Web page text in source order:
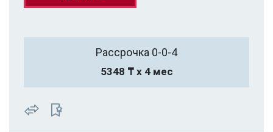
Рассрочка 0-0-4
5348 ₸ х 4 мес